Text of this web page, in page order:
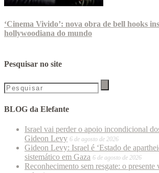
‘Cinema Vivido’: nova obra de bell hooks
hollywoodiana do mundo
Pesquisar no site
BLOG da Elefante
Israel vai perder o apoio incondicional
Gideon Levy 6 de agosto de 2026
Gideon Levy: Israel é ‘Estado de
sistemático em Gaza 6 de agosto de 2026
Reconhecimento sem resgate: o